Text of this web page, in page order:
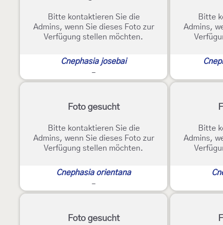
Bitte kontaktieren Sie die
Admins, wenn Sie dieses Foto zur
Verfügung stellen möchten.
Cnephasia josebai
-
Bitte
Admins,
Foto gesucht
Bitte kontaktieren Sie die
Admins, wenn Sie dieses Foto zur
Verfügung stellen möchten.
Cnephasia orientana
-
Bitte
Admins,
Foto gesucht